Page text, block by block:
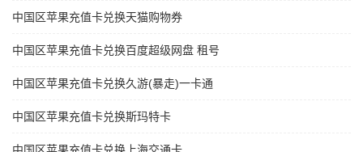
中国区苹果充值卡兑换天猫购物券
中国区苹果充值卡兑换百度超级网盘 租号
中国区苹果充值卡兑换久游(暴走)一卡通
中国区苹果充值卡兑换斯玛特卡